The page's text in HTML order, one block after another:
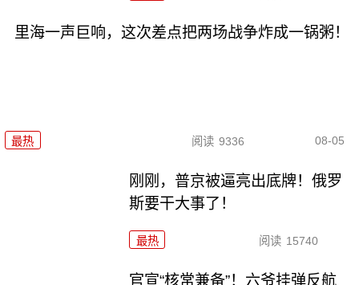
里海一声巨响，这次差点把两场战争炸成一锅粥！
最热 阅读 9336 08-05
刚刚，普京被逼亮出底牌！俄罗
斯要干大事了！
最热 阅读 15740
官宣“核常兼备”！六爷挂弹反航